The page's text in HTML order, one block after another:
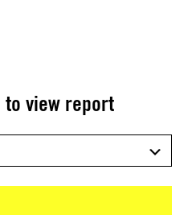
to view report